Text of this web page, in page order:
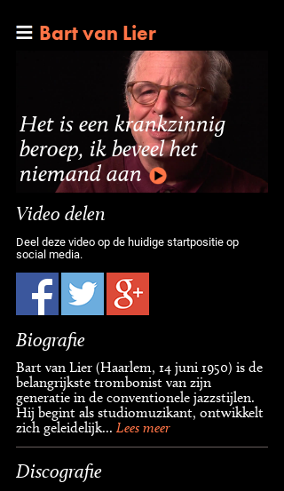
Bart van Lier
Het is een krankzinnig
beroep, ik beveel het
niemand aan
Video delen
Deel deze video op de huidige startpositie op
social media.
Biografie
Bart van Lier (Haarlem, 14 juni 1950) is de
belangrijkste trombonist van zijn
generatie in de conventionele jazzstijlen.
Hij begint als studiomuzikant, ontwikkelt
zich geleidelijk... Lees meer
Discografie